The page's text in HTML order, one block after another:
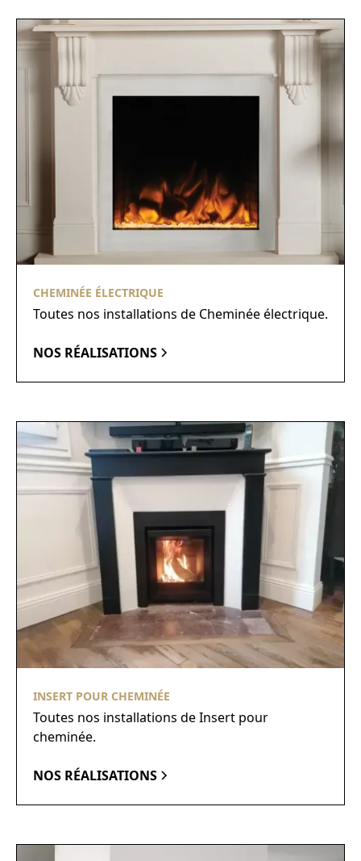
CHEMINÉE ÉLECTRIQUE
Toutes nos installations de Cheminée électrique.
NOS RÉALISATIONS
INSERT POUR CHEMINÉE
Toutes nos installations de Insert pour
cheminée.
NOS RÉALISATIONS